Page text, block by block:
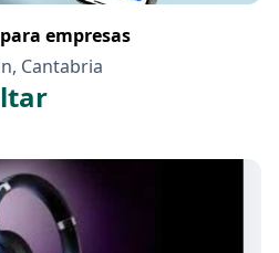
empresas
Cantabria